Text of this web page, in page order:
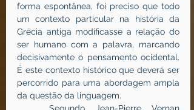
forma espontânea, foi preciso que todo
um contexto particular na história da
Grécia antiga modificasse a relação do
ser humano com a palavra, marcando
decisivamente o pensamento ocidental.
É este contexto histórico que deverá ser
percorrido para uma abordagem ampla
da questão da linguagem.